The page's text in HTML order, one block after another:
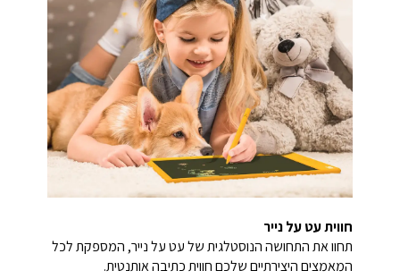
חווית עט על נייר
תחוו את התחושה הנוסטלגית של עט על נייר, המספקת לכל
המאמצים היצירתיים שלכם חווית כתיבה אותנטית.